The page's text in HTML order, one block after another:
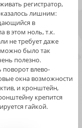
регистратор,
лишним:
в
в этом ноль, т.к.
не требует даже
можно было так
полезно.
влево-
окна возможности
и кронштейн,
крепится
гайкой.